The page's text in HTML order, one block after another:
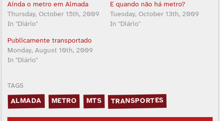
Ainda o metro em Almada
Thursday, October 15th, 2009
In "Diário"
E quando não há metro?
Tuesday, October 13th, 2009
In "Diário"
Publicamente transportado
Monday, August 10th, 2009
In "Diário"
TAGS
ALMADA METRO MTS TRANSPORTES